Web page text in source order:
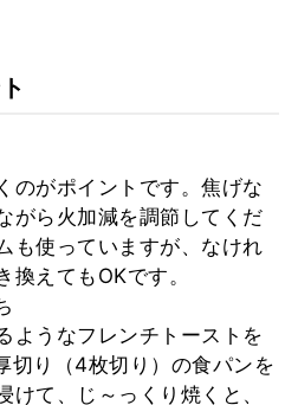
のがポイントです。焦げな
がら火加減を調節してくだ
も使っていますが、なけれ
換えてもOKです。
ようなフレンチトーストを
切り（4枚切り）の食パンを
けて、じ～っくり焼くと、